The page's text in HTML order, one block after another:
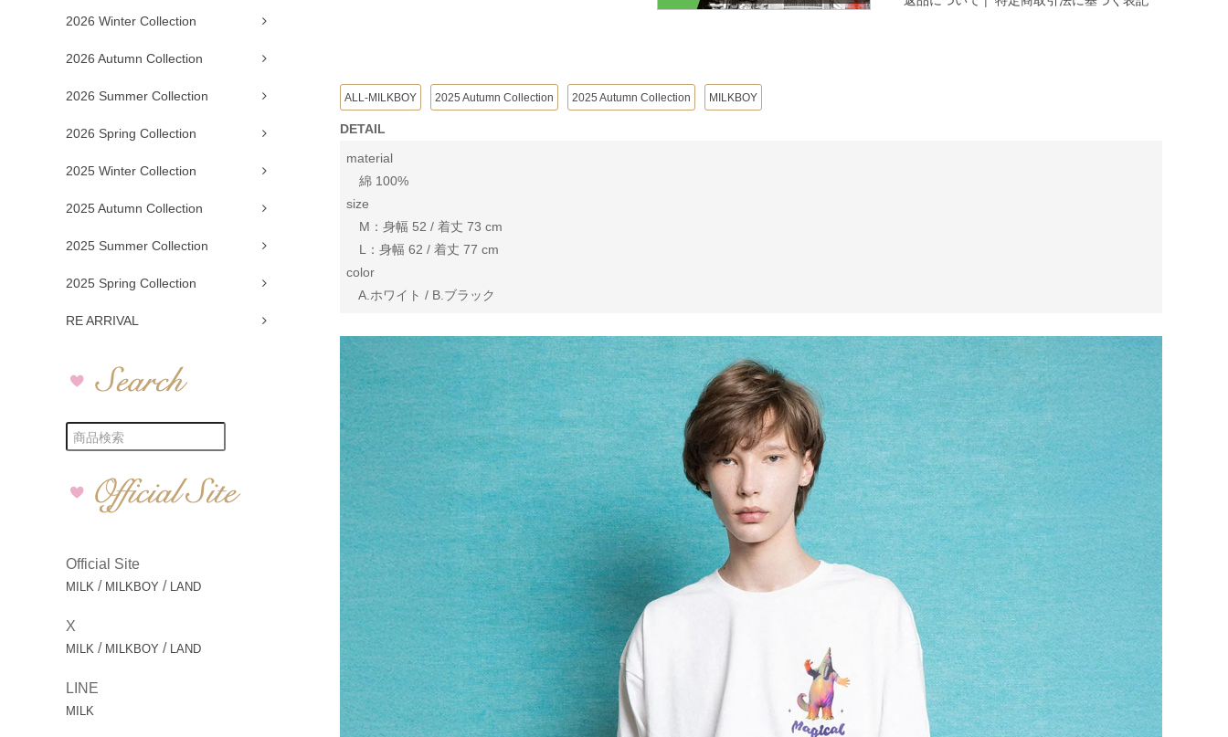
2026 Winter Collection
2026 Autumn Collection
2026 Summer Collection
2026 Spring Collection
2025 Winter Collection
2025 Autumn Collection
2025 Summer Collection
2025 Spring Collection
RE ARRIVAL
Official Site
MILK / MILKBOY / LAND
X
MILK / MILKBOY / LAND
LINE
MILK
ALL-MILKBOY 2025 Autumn Collection 2025 Autumn Collection MILKBOY
DETAIL
material
綿 100%
size
M：身幅 52 / 着丈 73 cm
L：身幅 62 / 着丈 77 cm
color
A.ホワイト / B.ブラック